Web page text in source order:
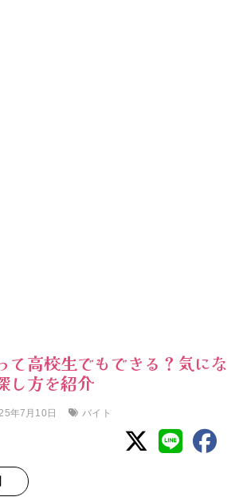
て高校生でもできる？気にな
し方を紹介
年7月10日 バイト